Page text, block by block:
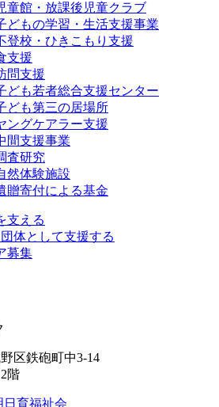
童館・放課後児童クラブ
どもの学習・生活支援事業
登校・ひきこもり支援
支援
問支援
ども若者総合支援センター
ども第三の居場所
ングケアラー支援
間支援事業
査研究
然体験施設
贈寄付による基金
支える
体として支援する
募集
区鉄砲町中3-14
階